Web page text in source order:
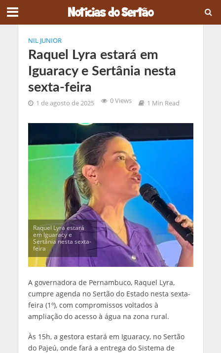
NIL JUNIOR
Raquel Lyra estará em
Iguaracy e Sertânia nesta
sexta-feira
1 de agosto de 2025 0 Views 1 Min Read
Raquel Lyra estará
em Iguaracy e
Sertânia nesta sexta-
feira
A governadora de Pernambuco, Raquel Lyra,
cumpre agenda no Sertão do Estado nesta sexta-
feira (1º), com compromissos voltados à
ampliação do acesso à água na zona rural.
Às 15h, a gestora estará em Iguaracy, no Sertão
do Pajeú, onde fará a entrega do Sistema de